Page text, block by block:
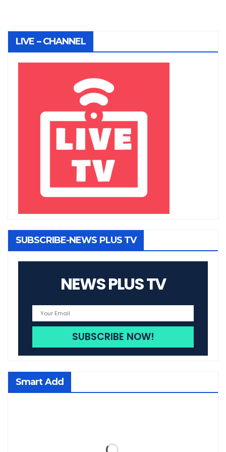
LIVE – CHANNEL
SUBSCRIBE-NEWS PLUS TV
NEWS PLUS TV
Smart Add